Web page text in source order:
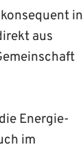
in
aus
Energie­
im